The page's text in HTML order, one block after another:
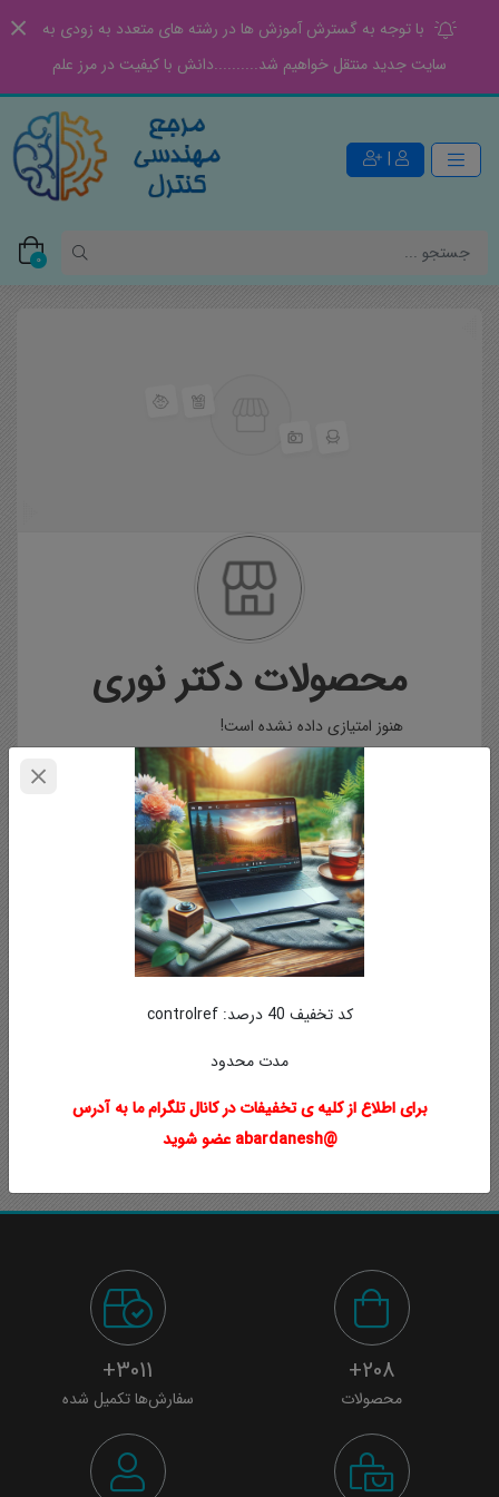
با توجه به گسترش آموزش ها در رشته های متعدد به زودی به
سایت جدید منتقل خواهیم شد..........دانش با کیفیت در مرز علم
|
0
محصولات دکتر نوری
هنوز امتیازی داده نشده است!
محصولات بررسی
رایگان
208+
محصولات
3011+
سفارش‌ها تکمیل شده
کد تخفیف 40 درصد: controlref
مدت محدود
برای اطلاع از کلیه ی تخفیفات در کانال تلگرام ما به آدرس
@abardanesh عضو شوید